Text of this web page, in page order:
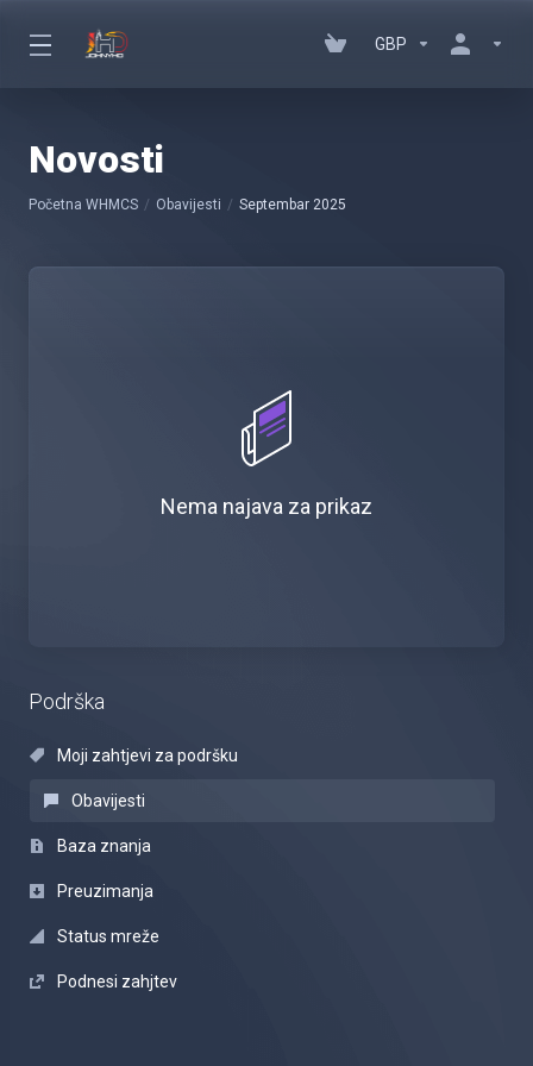
GBP
Novosti
Početna WHMCS Obavijesti Septembar 2025
Podrška
Moji zahtjevi za podršku
Obavijesti
Baza znanja
Preuzimanja
Status mreže
Podnesi zahjtev
Nema najava za prikaz